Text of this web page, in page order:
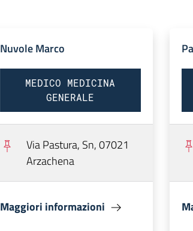
Nuvole Marco
MEDICO MEDICINA
GENERALE
Via Pastura, Sn, 07021
Arzachena
Maggiori informazioni